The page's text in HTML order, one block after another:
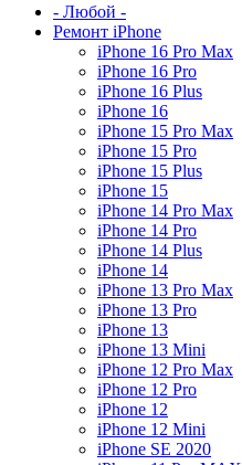
- Любой -
Ремонт iPhone
iPhone 16 Pro Max
iPhone 16 Pro
iPhone 16 Plus
iPhone 16
iPhone 15 Pro Max
iPhone 15 Pro
iPhone 15 Plus
iPhone 15
iPhone 14 Pro Max
iPhone 14 Pro
iPhone 14 Plus
iPhone 14
iPhone 13 Pro Max
iPhone 13 Pro
iPhone 13
iPhone 13 Mini
iPhone 12 Pro Max
iPhone 12 Pro
iPhone 12
iPhone 12 Mini
iPhone SE 2020